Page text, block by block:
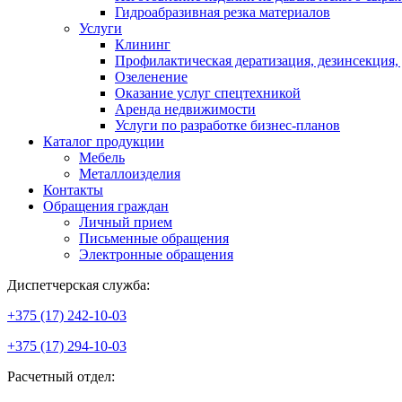
Гидроабразивная резка материалов
Услуги
Клининг
Профилактическая дератизация,
Озеленение
Оказание услуг спецтехникой
Аренда недвижимости
Услуги по разработке бизнес-планов
Каталог продукции
Мебель
Металлоизделия
Контакты
Обращения граждан
Личный прием
Письменные обращения
Электронные обращения
Диспетчерская служба:
+375 (17) 242-10-03
+375 (17) 294-10-03
Расчетный отдел: